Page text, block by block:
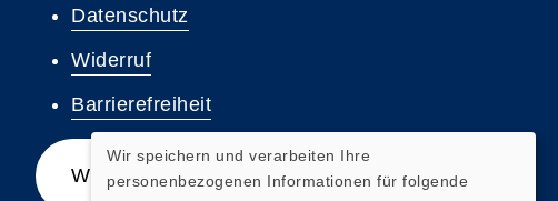
Datenschutz
Widerruf
Barrierefreiheit
Widerrufsformular
Wir speichern und verarbeiten Ihre
personenbezogenen Informationen für folgende